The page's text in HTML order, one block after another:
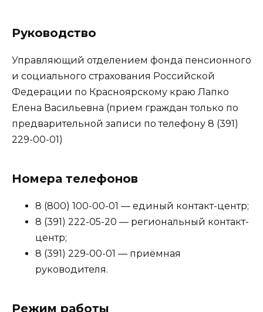
Руководство
Управляющий отделением фонда пенсионного
и социального страхования Российской
Федерации по Красноярскому краю Лапко
Елена Васильевна (прием граждан только по
предварительной записи по телефону 8 (391)
229-00-01)
Номера телефонов
8 (800) 100-00-01 — единый контакт-центр;
8 (391) 222-05-20 — региональный контакт-
центр;
8 (391) 229-00-01 — приёмная
руководителя.
Режим работы